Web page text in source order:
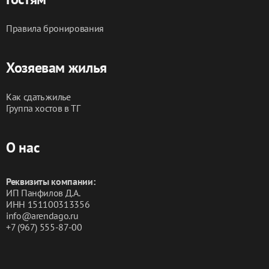
Правила бронирования
Хозяевам жилья
Как сдать жилье
Группа хостов в ТГ
О нас
Реквизиты компании:
ИП Панфилов Д.А.
ИНН 151100313356
info@arendago.ru
+7 (967) 555-87-00